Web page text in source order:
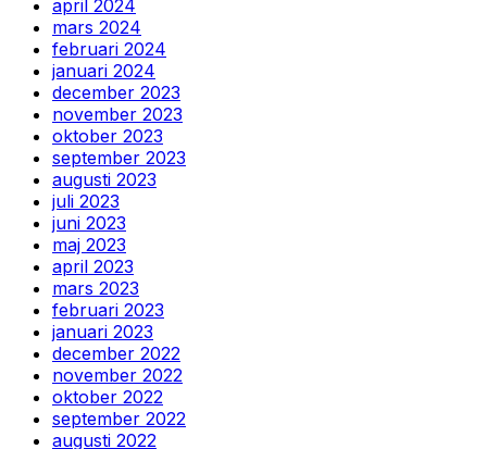
april 2024
mars 2024
februari 2024
januari 2024
december 2023
november 2023
oktober 2023
september 2023
augusti 2023
juli 2023
juni 2023
maj 2023
april 2023
mars 2023
februari 2023
januari 2023
december 2022
november 2022
oktober 2022
september 2022
augusti 2022